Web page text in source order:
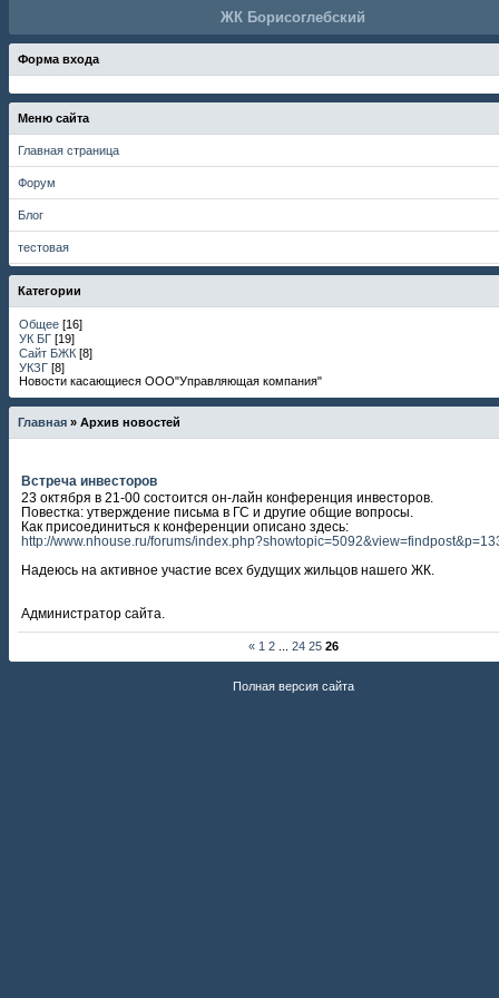
ЖК Борисоглебский
Форма входа
Меню сайта
Главная страница
Форум
Блог
тестовая
Категории
Общее [16]
УК БГ [19]
Сайт БЖК [8]
УКЗГ [8]
Новости касающиеся ООО"Управляющая компания"
Главная » Архив новостей
Встреча инвесторов
23 октября в 21-00 состоится он-лайн конференция инвесторов.
Повестка: утверждение письма в ГС и другие общие вопросы.
Как присоединиться к конференции описано здесь:
http://www.nhouse.ru/forums/
Надеюсь на активное участие всех будущих жильцов нашего ЖК.
Администратор сайта.
« 1 2 24 25 26
Полная версия сайта